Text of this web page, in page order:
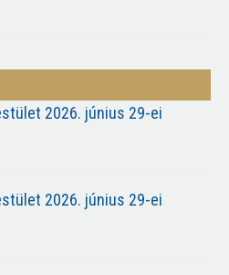
2026. június 29-ei
2026. június 29-ei